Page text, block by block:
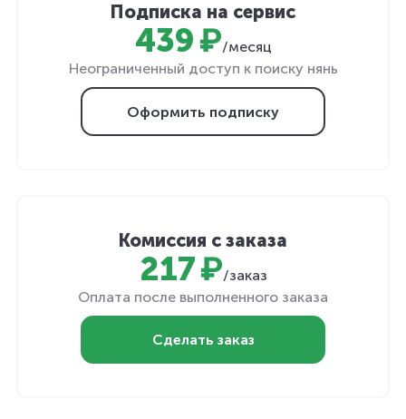
Подписка на сервис
439 ₽/месяц
Неограниченный доступ к поиску нянь
Оформить подписку
Комиссия с заказа
217 ₽/заказ
Оплата после выполненного заказа
Сделать заказ